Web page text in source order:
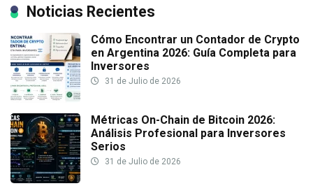
Noticias Recientes
Cómo Encontrar un Contador de Crypto
en Argentina 2026: Guía Completa para
Inversores
31 de Julio de 2026
Métricas On-Chain de Bitcoin 2026:
Análisis Profesional para Inversores
Serios
31 de Julio de 2026